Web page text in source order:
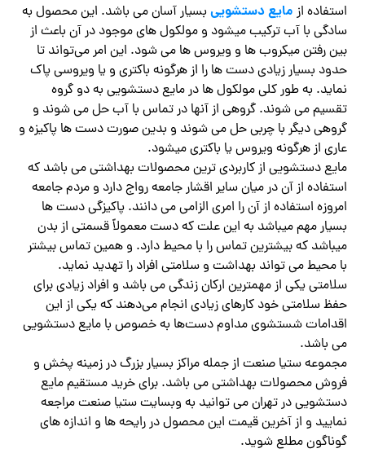
استفاده از مایع دستشویی بسیار آسان می باشد. این محصول به
سادگی با آب ترکیب میشود و مولکول های موجود در آن باعث از
بین رفتن میکروب ها و ویروس ها می شود. این امر می‌تواند تا
حدود بسیار زیادی دست ها را از هرگونه باکتری و یا ویروسی پاک
نماید. به طور کلی مولکول ها در مایع دستشویی به دو گروه
تقسیم می شوند. گروهی از آنها در تماس با آب حل می شوند و
گروهی دیگر با چربی حل می شوند و بدین صورت دست ها پاکیزه و
عاری از هرگونه ویروس یا باکتری میشود.
مایع دستشویی از کاربردی ترین محصولات بهداشتی می باشد که
استفاده از آن در میان سایر اقشار جامعه رواج دارد و مردم جامعه
امروزه استفاده از آن را امری الزامی می دانند. پاکیزگی دست ها
بسیار مهم میباشد به این علت که دست معمولاً قسمتی از بدن
میباشد که بیشترین تماس را با محیط دارد. و همین تماس بیشتر
با محیط می تواند بهداشت و سلامتی افراد را تهدید نماید.
سلامتی یکی از مهمترین ارکان زندگی می باشد و افراد زیادی برای
حفظ سلامتی خود کارهای زیادی انجام می‌دهند که یکی از این
اقدامات شستشوی مداوم دست‌ها به خصوص با مایع دستشویی
می باشد.
مجموعه ستیا صنعت از جمله مراکز بسیار بزرگ در زمینه پخش و
فروش محصولات بهداشتی می باشد. برای خرید مستقیم مایع
دستشویی در تهران می توانید به وبسایت ستیا صنعت مراجعه
نمایید و از آخرین قیمت این محصول در رایحه ها و اندازه های
گوناگون مطلع شوید.